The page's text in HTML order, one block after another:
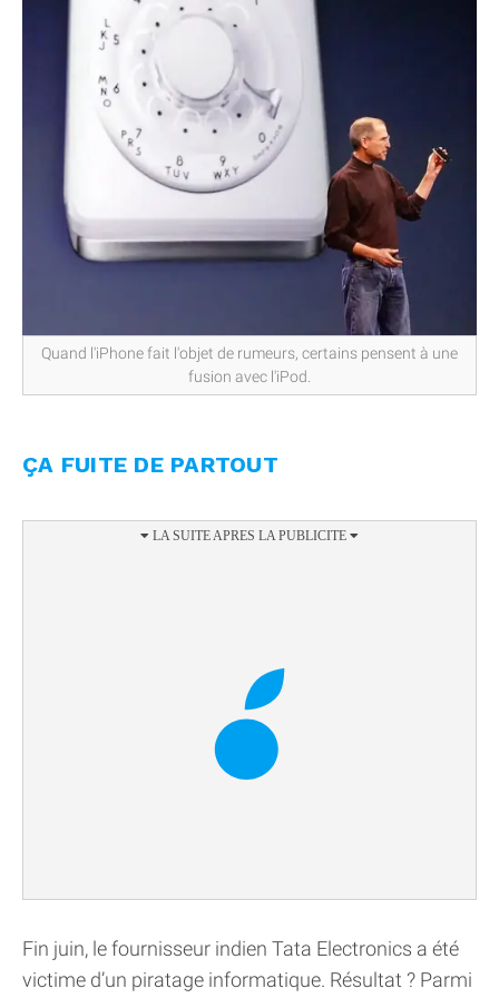
Quand l'iPhone fait l'objet de rumeurs, certains pensent à une
fusion avec l'iPod.
ÇA FUITE DE PARTOUT
Fin juin, le fournisseur indien Tata Electronics a été
victime d’un piratage informatique. Résultat ? Parmi